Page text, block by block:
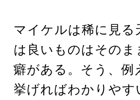
マイケルは稀に見
は良いものはその
癖がある。そう、
挙げればわかりや